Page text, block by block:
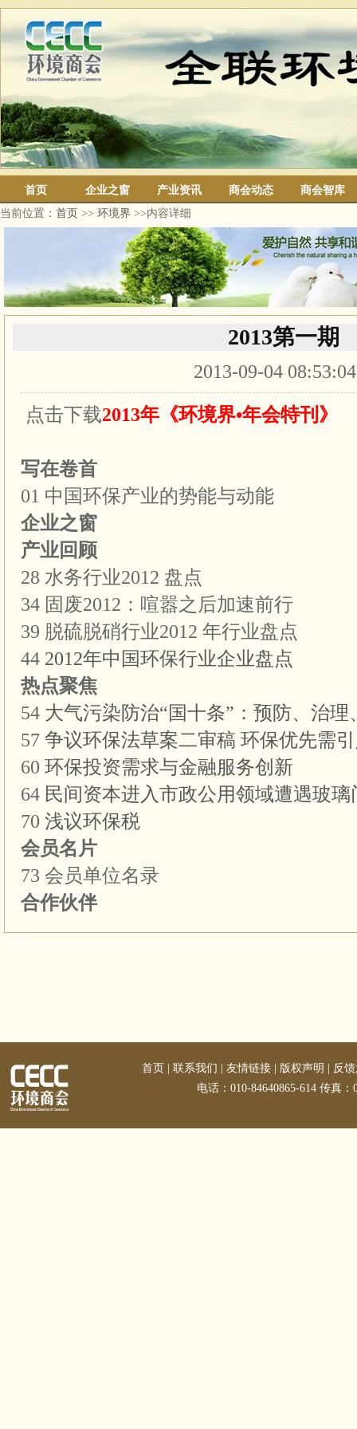
首页 企业之窗 产业资讯 商会动态
商会智库
当前位置： 首页 >> 环境界 >>内容详细
2013第一期
2013-09-04
点击下载2013年《环境界•年会特刊》
写在卷首
01 中国环保产业的势能与动能
企业之窗
产业回顾
28 水务行业2012 盘点
34 固废2012：喧嚣之后加速前行
39 脱硫脱硝行业2012 年行业盘点
44 2012年中国环保行业企业盘点
热点聚焦
54 大气污染防治“国十条”：预防、治
57 争议环保法草案二审稿 环保优先需
60 环保投资需求与金融服务创新
64 民间资本进入市政公用领域遭遇玻璃
70 浅议环保税
会员名片
73 会员单位名录
合作伙伴
首页 联系我们 友情链接 版权声明
反
电话：010-84640865-614 传真